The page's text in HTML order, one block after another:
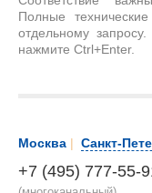
Полные
отдельному
нажмите Ctrl+Enter.
Москва | Санкт-
+7 (495) 777-55-